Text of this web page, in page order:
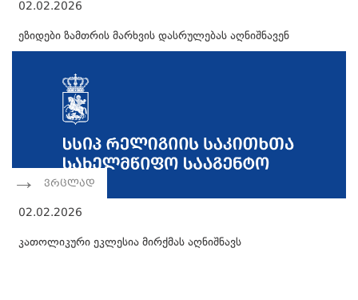
02.02.2026
ეზიდები ზამთრის მარხვის დასრულებას აღნიშნავენ
ვრცლად
02.02.2026
კათოლიკური ეკლესია მირქმას აღნიშნავს